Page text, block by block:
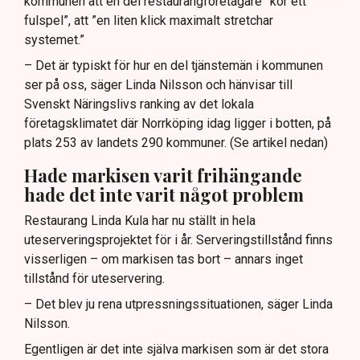
fulspel”, att ”en liten klick maximalt stretchar
systemet.”
– Det är typiskt för hur en del tjänstemän i kommunen
ser på oss, säger Linda Nilsson och hänvisar till
Svenskt Näringslivs ranking av det lokala
företagsklimatet där Norrköping idag ligger i botten, på
plats 253 av landets 290 kommuner. (Se artikel nedan)
Hade markisen varit frihängande
hade det inte varit något problem
Restaurang Linda Kula har nu ställt in hela
uteserveringsprojektet för i år. Serveringstillstånd finns
visserligen – om markisen tas bort – annars inget
tillstånd för uteservering.
– Det blev ju rena utpressningssituationen, säger Linda
Nilsson.
Egentligen är det inte själva markisen som är det stora